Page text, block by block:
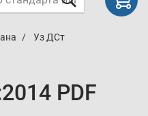
Уз ДСт
PDF